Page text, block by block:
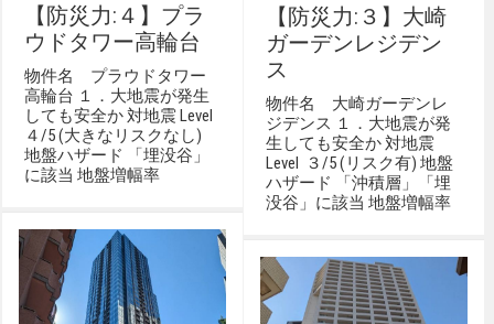
【防災力:４】プラ
ウドタワー高輪台
物件名 プラウドタワー
高輪台 １．大地震が発生
しても安全か 対地震 Level
４/5 (大きなリスクなし)
地盤ハザード 「埋没谷」
に該当 地盤増幅率
【防災力:３】大崎
ガーデンレジデン
ス
物件名 大崎ガーデンレ
ジデンス １．大地震が発
生しても安全か 対地震
Level ３/5 (リスク有) 地盤
ハザード 「沖積層」「埋
没谷」に該当 地盤増幅率